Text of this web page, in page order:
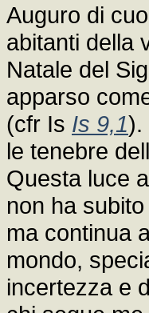
Auguro di
abitanti della
Natale del
apparso
(cfr Is Is 9,1).
le tenebre
Questa luce
non ha
ma continua
mondo,
incertezza e